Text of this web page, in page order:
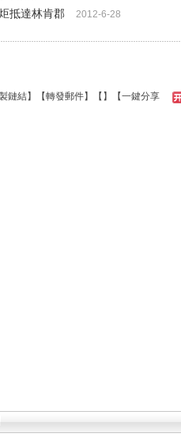
抵達林肯郡 2012-6-28
鏈結】【轉發郵件】【 】 【一鍵分享